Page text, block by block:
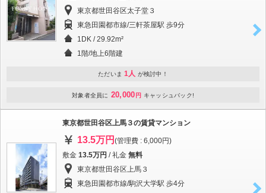
東京都世田谷区太子堂３
東急田園都市線/三軒茶屋駅 歩9分
1DK / 29.92m²
1階/地上6階建
ただいま 1人 が検討中！
対象者全員に 20,000 円 キャッシュバック!
東京都世田谷区上馬３の賃貸マンション
13.5万円 (管理費 : 6,000円)
敷金 13.5万円 / 礼金 無料
東京都世田谷区上馬３
東急田園都市線/駒沢大学駅 歩4分